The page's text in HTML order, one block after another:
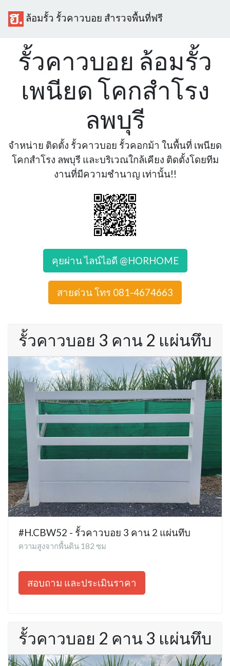
ล้อมรั้ว รั้วคาวบอย สำรวจพื้นที่ฟรี
รั้วคาวบอย ล้อมรั้ว
เพนียด โคกสำโรง
ลพบุรี
จำหน่าย ติดตั้ง รั้วคาวบอย รั้วคอกม้า ในพื้นที่ เพนียด
โคกสำโรง ลพบุรี และบริเวณใกล้เคียง ติดตั้งโดยทีม
งานที่มีความชำนาญ เท่านั้น!!
คุยผ่าน ไลน์ไอดี @HORHOME
สายด่วน โทร 081-4674663
รั้วคาวบอย 3 คาน 2 แผ่นทึบ
#H.CBW52 - รั้วคาวบอย 3 คาน 2 แผ่นทึบ
ความสูงจากพื้นดิน 182 ซม
สอบถาม และประเมินราคา
รั้วคาวบอย 2 คาน 3 แผ่นทึบ